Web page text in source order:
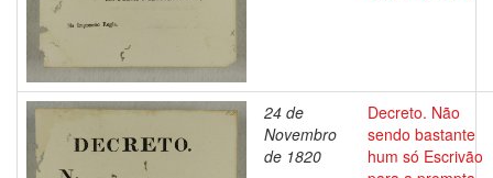
24 de
Novembro
de 1820
Decreto. Não
sendo bastante
hum só Escrivão